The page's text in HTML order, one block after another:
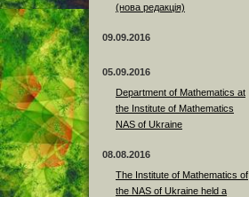
(нова редакція)
09.09.2016
05.09.2016
Department of Mathematics at
the Institute of Mathematics
NAS of Ukraine
08.08.2016
The Institute of Mathematics of
the NAS of Ukraine held a